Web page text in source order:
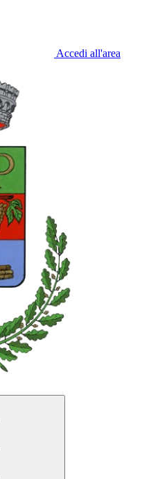
Accedi all'area